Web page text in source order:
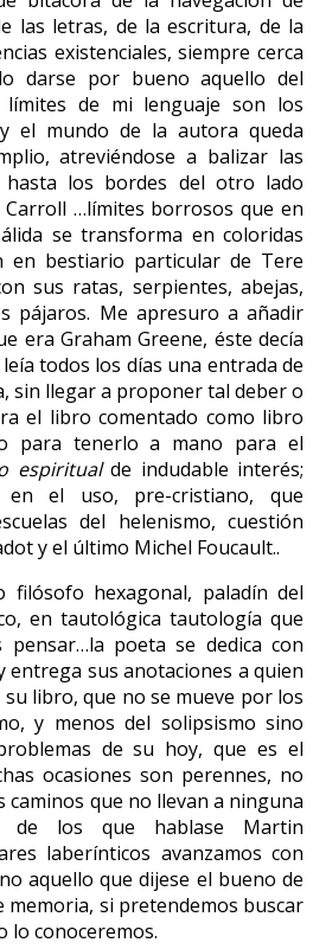
las letras, de la escritura, de la
existenciales, siempre cerca
darse por bueno aquello del
de mi lenguaje son los
el mundo de la autora queda
atreviéndose a balizar las
los bordes del otro lado
Carroll …límites borrosos que en
se transforma en coloridas
en bestiario particular de Tere
sus ratas, serpientes, abejas,
pájaros. Me apresuro a añadir
era Graham Greene, éste decía
todos los días una entrada de
sin llegar a proponer tal deber o
el libro comentado como libro
para tenerlo a mano para el
espiritualde indudable interés;
en el uso, pre-cristiano, que
del helenismo, cuestión
y el último Michel Foucault..
filósofo hexagonal, paladín del
en tautológica tautología que
poeta se dedica con
entrega sus anotaciones a quien
libro, que no se mueve por los
y menos del solipsismo sino
de su hoy, que es el
ocasiones son perennes, no
que no llevan a ninguna
de los que hablase Martin
laberínticos avanzamos con
aquello que dijese el bueno de
memoria, si pretendemos buscar
lo conoceremos.